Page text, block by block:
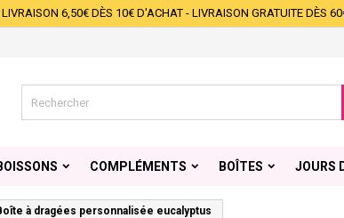
LIVRAISON 6,50€ DÈS 10€ D'ACHAT - LIVRAISON GRATUITE DÈS
COMPLÉMENTS BOÎTES JOURS
à dragées personnalisée eucalyptus
Créer une nouvelle liste
de la liste d'envies
devez être connecté pour ajouter des produits à votre liste